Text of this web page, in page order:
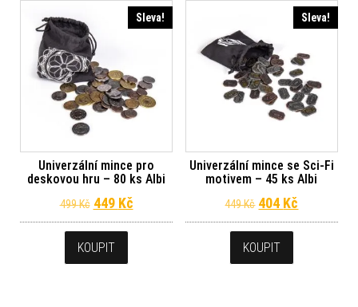
Sleva!
Univerzální mince pro
deskovou hru – 80 ks Albi
499Kč Původní cena byla: 499 Kč.
449 KčAktuální cena je: 449 Kč.
KOUPIT
Sleva!
Univerzální mince se Sci-Fi
motivem – 45 ks Albi
449Kč Původní cena
404 Kč
KOUPIT